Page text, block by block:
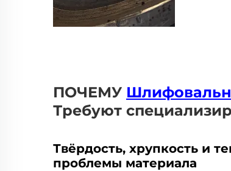
ПОЧЕМУ
Требуют
Твёрдость, хрупкость и
проблемы материала